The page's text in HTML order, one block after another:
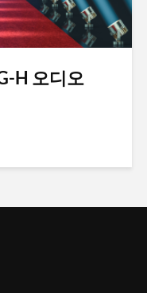
H 오디오